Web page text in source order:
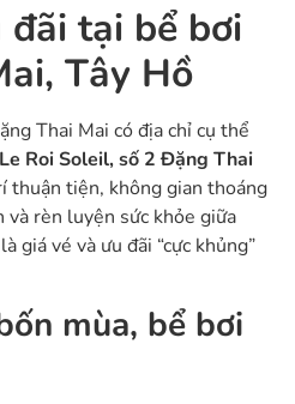
đãi tại bể bơi
Tây Hồ
Thai Mai có địa chỉ cụ thể
Roi Soleil, số 2 Đặng Thai
thuận tiện, không gian thoáng
rèn luyện sức khỏe giữa
giá vé và ưu đãi “cực khủng”
mùa, bể bơi